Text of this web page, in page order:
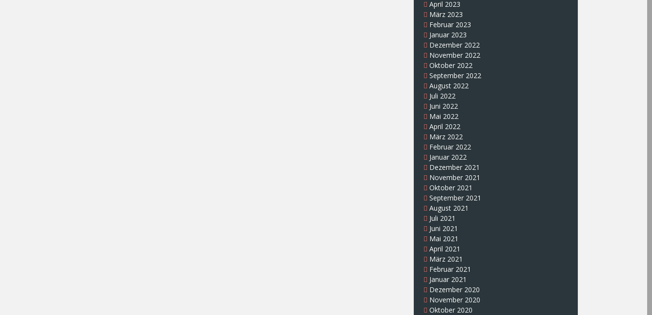
April 2023
März 2023
Februar 2023
Januar 2023
Dezember 2022
November 2022
Oktober 2022
September 2022
August 2022
Juli 2022
Juni 2022
Mai 2022
April 2022
März 2022
Februar 2022
Januar 2022
Dezember 2021
November 2021
Oktober 2021
September 2021
August 2021
Juli 2021
Juni 2021
Mai 2021
April 2021
März 2021
Februar 2021
Januar 2021
Dezember 2020
November 2020
Oktober 2020